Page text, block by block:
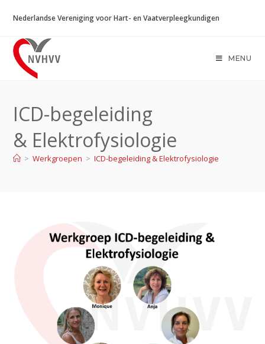
naar
inhoud
Nederlandse Vereniging voor Hart- en Vaatverpleegkundigen
MENU
ICD-begeleiding
& Elektrofysiologie
> Werkgroepen > ICD-begeleiding & Elektrofysiologie